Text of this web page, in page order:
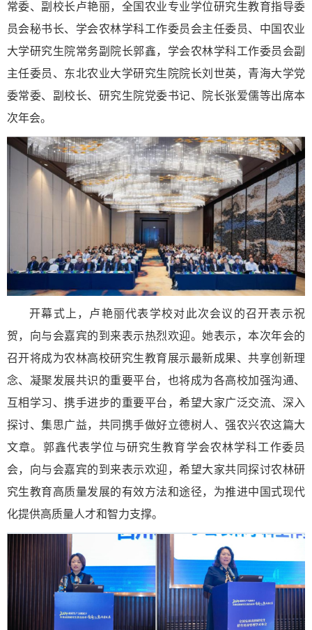
常委、副校长卢艳丽，全国农业专业学位研究生教育指导委
员会秘书长、学会农林学科工作委员会主任委员、中国农业
大学研究生院常务副院长郭鑫，学会农林学科工作委员会副
主任委员、东北农业大学研究生院院长刘世英，青海大学党
委常委、副校长、研究生院党委书记、院长张爱儒等出席本
次年会。
开幕式上，卢艳丽代表学校对此次会议的召开表示祝
贺，向与会嘉宾的到来表示热烈欢迎。她表示，本次年会的
召开将成为农林高校研究生教育展示最新成果、共享创新理
念、凝聚发展共识的重要平台，也将成为各高校加强沟通、
互相学习、携手进步的重要平台，希望大家广泛交流、深入
探讨、集思广益，共同携手做好立德树人、强农兴农这篇大
文章。郭鑫代表学位与研究生教育学会农林学科工作委员
会，向与会嘉宾的到来表示欢迎，希望大家共同探讨农林研
究生教育高质量发展的有效方法和途径，为推进中国式现代
化提供高质量人才和智力支撑。